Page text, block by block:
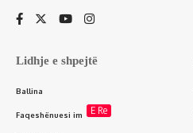
Lidhje e shpejtë
Ballina
Faqeshënuesi im E Re